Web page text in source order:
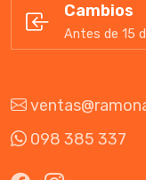
Cambios
Antes de 15
098 385 337